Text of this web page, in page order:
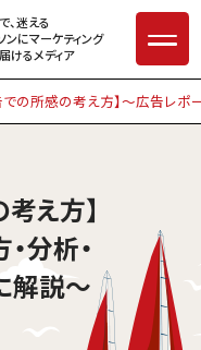
、迷える
ンにマーケティング
けるメディア
での所感の考え方】～広告レポ
え方】
分析・
解説～